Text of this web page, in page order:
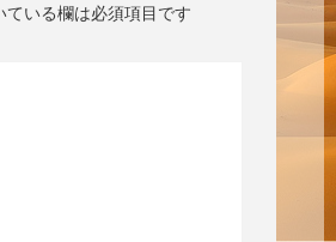
ている欄は必須項目です